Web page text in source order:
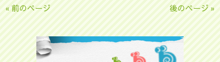
« 前のページ 後のページ »